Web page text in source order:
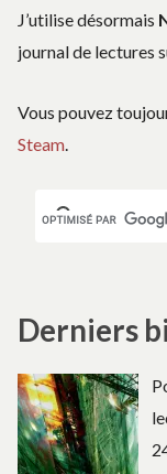
J’utilise désormais
journal de lectures
Vous pouvez
Steam.
Derniers